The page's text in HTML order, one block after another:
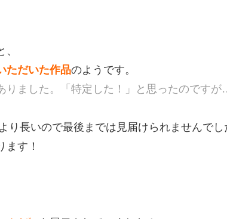
ただいた作品のようです。
りました。「特定した！」と思ったのです
り長いので最後までは見届けられませんでし
す！